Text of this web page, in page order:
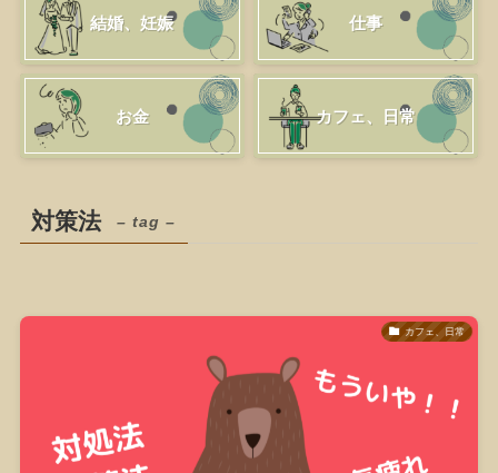
結婚、妊娠 仕事
お金 カフェ、日常
対策法 – tag –
カフェ、日常